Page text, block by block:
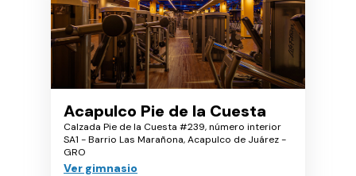
Acapulco Pie de la Cuesta
Calzada Pie de la Cuesta #239, número interior
SA1 - Barrio Las Marañona, Acapulco de Juárez -
GRO
Ver gimnasio